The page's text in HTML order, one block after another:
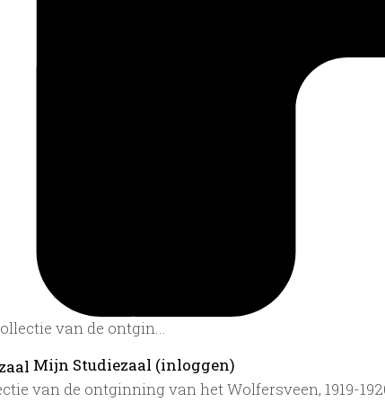
van de ontgin...
Mijn Studiezaal (inloggen)
van de ontginning van het Wolfersveen, 1919-